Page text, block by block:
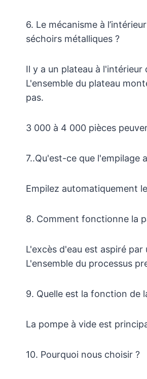
6. Le mécanisme à
séchoirs métalliques ?
Il y a un plateau à
L'ensemble du plateau
pas.
3 000 à 4 000 pièces
7..Qu'est-ce que l'empilage
Empilez automatiquement
8. Comment fonctionne la
L'excès d'eau est aspiré
L'ensemble du processus
9. Quelle est la fonction de
La pompe à vide est
10. Pourquoi nous choisir ?